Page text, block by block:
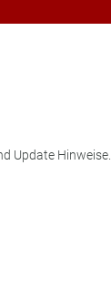
Update Hinweise.